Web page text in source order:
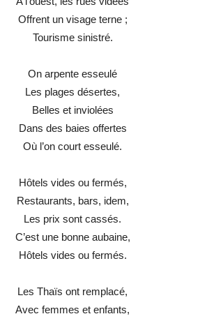
Offrent un visage terne ;
Tourisme sinistré.
On arpente esseulé
Les plages désertes,
Belles et inviolées
Dans des baies offertes
Où l’on court esseulé.
Hôtels vides ou fermés,
Restaurants, bars, idem,
Les prix sont cassés.
C’est une bonne aubaine,
Hôtels vides ou fermés.
Les Thaïs ont remplacé,
Avec femmes et enfants,